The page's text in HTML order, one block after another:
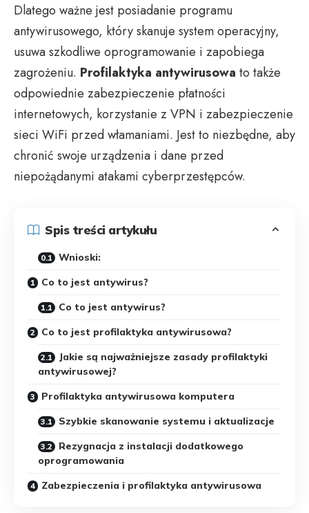
Dlatego ważne jest posiadanie programu
antywirusowego, który skanuje system operacyjny,
usuwa szkodliwe oprogramowanie i zapobiega
zagrożeniu. Profilaktyka antywirusowa to także
odpowiednie zabezpieczenie płatności
internetowych, korzystanie z VPN i zabezpieczenie
sieci WiFi przed włamaniami. Jest to niezbędne, aby
chronić swoje urządzenia i dane przed
niepożądanymi atakami cyberprzestępców.
Spis treści artykułu
Wnioski:
Co to jest antywirus?
Co to jest antywirus?
Co to jest profilaktyka antywirusowa?
Jakie są najważniejsze zasady profilaktyki
antywirusowej?
Profilaktyka antywirusowa komputera
Szybkie skanowanie systemu i aktualizacje
Rezygnacja z instalacji dodatkowego
oprogramowania
Zabezpieczenia i profilaktyka antywirusowa